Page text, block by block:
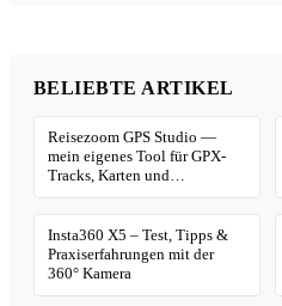
BELIEBTE ARTIKEL
Reisezoom GPS Studio —
mein eigenes Tool für GPX-
Tracks, Karten und
Insta360 X5 – Test, Tipps &
Praxiserfahrungen mit der
360° Kamera